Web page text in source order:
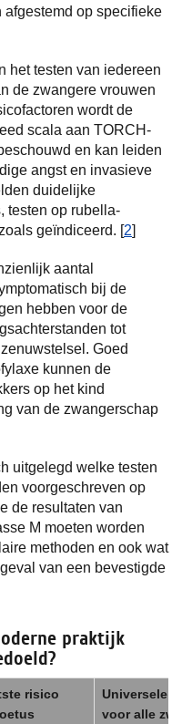
op specifieke
het testen van iedereen
de zwangere vrouwen
wordt de
scala aan TORCH-
en kan leiden
angst en invasieve
duidelijke
testen op rubella-
geïndiceerd. [2]
aantal
bij de
hebben voor de
tot
Goed
kunnen de
op het kind
van de zwangerschap
uitgelegd welke testen
voorgeschreven op
de resultaten van
M moeten worden
methoden en ook wat
van een bevestigde
praktijk
risico
Universele
voor alle